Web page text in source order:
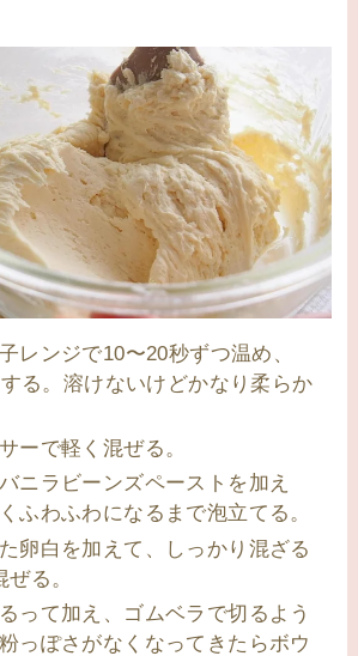
レンジで10〜20秒ずつ温め、
る。溶けないけどかなり柔らか
ーで軽く混ぜる。
ニラビーンズペーストを加え
ふわふわになるまで泡立てる。
卵白を加えて、しっかり混ざる
る。
って加え、ゴムベラで切るよう
っぽさがなくなってきたらボウ